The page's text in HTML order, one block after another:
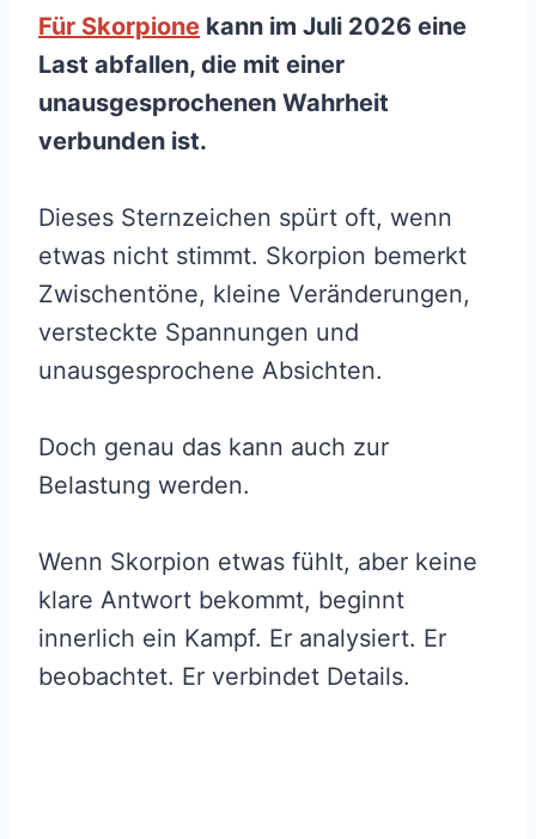
Für Skorpione kann im Juli 2026 eine
Last abfallen, die mit einer
unausgesprochenen Wahrheit
verbunden ist.
Dieses Sternzeichen spürt oft, wenn
etwas nicht stimmt. Skorpion bemerkt
Zwischentöne, kleine Veränderungen,
versteckte Spannungen und
unausgesprochene Absichten.
Doch genau das kann auch zur
Belastung werden.
Wenn Skorpion etwas fühlt, aber keine
klare Antwort bekommt, beginnt
innerlich ein Kampf. Er analysiert. Er
beobachtet. Er verbindet Details.